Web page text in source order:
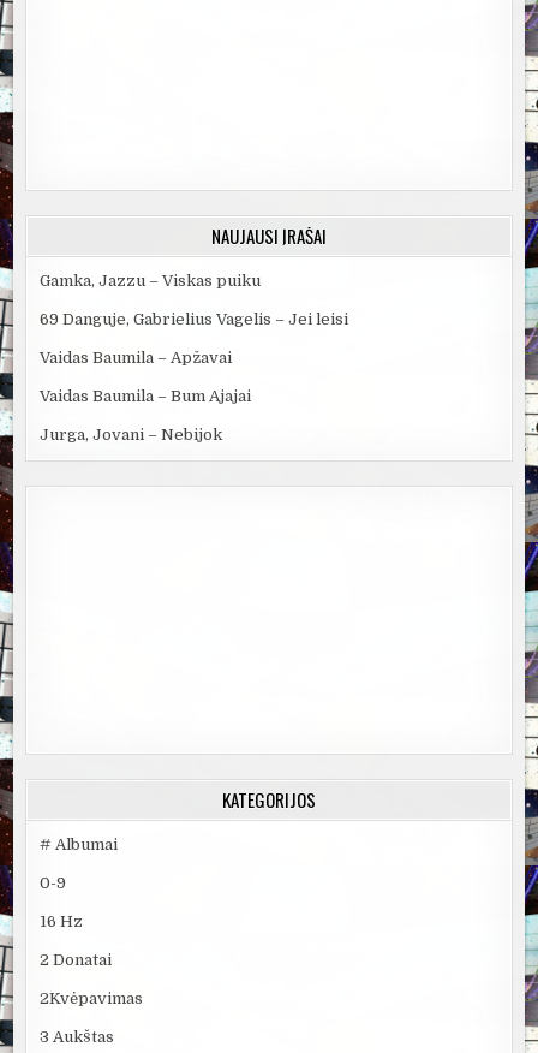
NAUJAUSI ĮRAŠAI
Gamka, Jazzu – Viskas puiku
69 Danguje, Gabrielius Vagelis – Jei leisi
Vaidas Baumila – Apžavai
Vaidas Baumila – Bum Ajajai
Jurga, Jovani – Nebijok
KATEGORIJOS
# Albumai
0-9
16 Hz
2 Donatai
2Kvėpavimas
3 Aukštas